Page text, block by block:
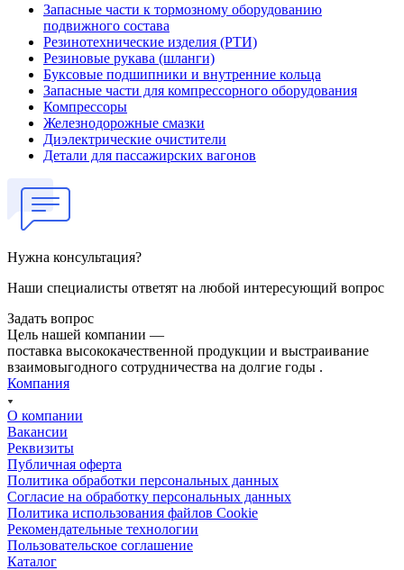
Запасные части к тормозному оборудованию
подвижного состава
Резинотехнические изделия (РТИ)
Резиновые рукава (шланги)
Буксовые подшипники и внутренние кольца
Запасные части для компрессорного оборудования
Компрессоры
Железнодорожные смазки
Диэлектрические очистители
Детали для пассажирских вагонов
Нужна консультация?
Наши специалисты ответят на любой интересующий вопрос
Задать вопрос
Цель нашей компании —
поставка высококачественной продукции и выстраивание
взаимовыгодного сотрудничества на долгие годы .
Компания
О компании
Вакансии
Реквизиты
Публичная оферта
Политика обработки персональных данных
Cогласие на обработку персональных данных
Политика использования файлов Cookie
Рекомендательные технологии
Пользовательское соглашение
Каталог